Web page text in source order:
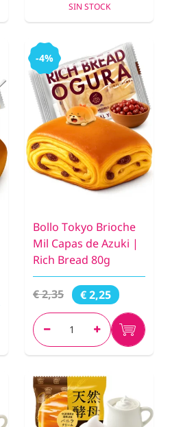
SIN STOCK
-4%
Bollo Tokyo Brioche
Mil Capas de Azuki |
Rich Bread 80g
€ 2,35 € 2,25